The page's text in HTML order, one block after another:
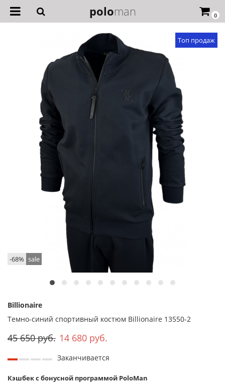
0
poloman
Топ продаж
-68% sale
Billionaire
Темно-синий спортивный костюм Billionaire 13550-2
45 650 руб. 14 680 руб.
Заканчивается
Кэшбек с бонусной программой PoloMan